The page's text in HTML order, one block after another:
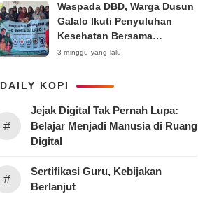
Waspada DBD, Warga Dusun
Galalo Ikuti Penyuluhan
Kesehatan Bersama
Mahasiswa Pemberdayaan
Surabaya 2026
3 minggu yang lalu
DAILY KOPI
#
Jejak Digital Tak Pernah Lupa:
Belajar Menjadi Manusia di Ruang
Digital
#
Sertifikasi Guru, Kebijakan
Berlanjut